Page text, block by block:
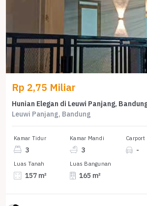
Rp 2,75 Miliar
Hunian Elegan di Leuwi Panjang,
Leuwi Panjang, Bandung
Kamar Tidur
3
Kamar Mandi
3
Carport
-
Luas Tanah
157 m²
Luas Bangunan
165 m²